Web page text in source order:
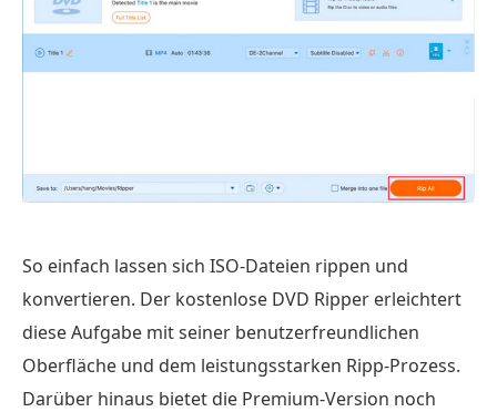
So einfach lassen sich ISO-Dateien rippen und
konvertieren. Der kostenlose DVD Ripper erleichtert
diese Aufgabe mit seiner benutzerfreundlichen
Oberfläche und dem leistungsstarken Ripp-Prozess.
Darüber hinaus bietet die Premium-Version noch